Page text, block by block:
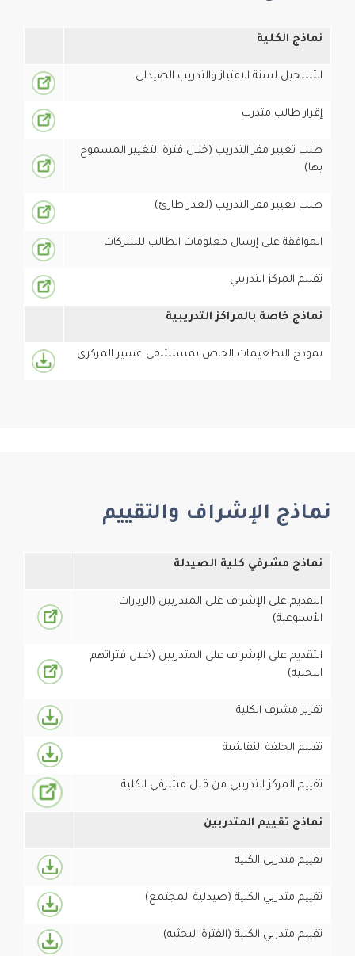
نماذج الكلية
التسجيل لسنة الامتياز والتدريب الصيدلي
إقرار طالب متدرب
طلب تغيير مقر التدريب (خلال فترة التغيير المسموح
بها)
طلب تغيير مقر التدريب (لعذر طارئ)
الموافقة على إرسال معلومات الطالب للشركات
تقييم المركز التدريبي
نماذج خاصة بالمراكز التدريبية
نموذج التطعيمات الخاص بمستشفى عسير المركزي
نماذج الإشراف والتقييم
نماذج مشرفي كلية الصيدلة
التقديم على الإشراف على المتدربين (الزيارات
الأسبوعية)
التقديم على الإشراف على المتدربين (خلال فتراتهم
البحثية)
تقرير مشرف الكلية
تقييم الحلقة النقاشية
تقييم المركز التدريبي من قبل مشرفي الكلية
نماذج تقييم المتدربين
تقييم متدربي الكلية
تقييم متدربي الكلية (صيدلية المجتمع)
تقييم متدربي الكلية (الفترة البحثيه)